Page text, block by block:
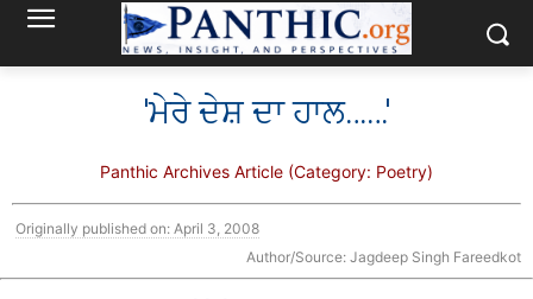
'ਮੇਰੇ ਦੇਸ਼ ਦਾ ਹਾਲ……'
Panthic Archives Article (Category: Poetry)
Originally published on: April 3, 2008
Author/Source: Jagdeep Singh Fareedkot